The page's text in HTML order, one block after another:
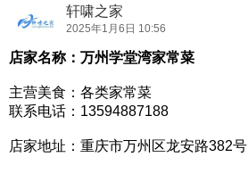
轩啸之家
2025年1月6日 10:56
店家名称：万州学堂湾家常菜
主营美食：各类家常菜
联系电话：13594887188
店家地址：重庆市万州区龙安路382号